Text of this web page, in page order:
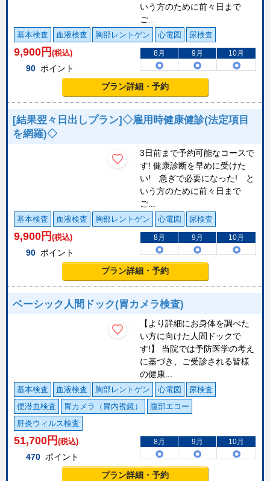
いう方のために前々日まで
ご...
基本検査 血液検査 胸部レントゲン 心電図 尿検査
9,900 円 (税込)
90 ポイント
8月 9月 10月
プラン詳細・予約
[結果翌々日出しプラン]◇雇用時健康健診(法定項目
を網羅)◇
3日前まで予約可能なコースで
す! 健康診断を早めに受けた
い! 急ぎで必要になった! と
いう方のために前々日まで
ご...
基本検査 血液検査 胸部レントゲン 心電図 尿検査
9,900 円 (税込)
90 ポイント
8月 9月 10月
プラン詳細・予約
ベーシック人間ドック(胃カメラ検査)
【より詳細にお身体を調べた
い方に向けた人間ドックで
す!】 当院では予防医学の考え
に基づき、ご受診される皆様
の健康...
基本検査 血液検査 胸部レントゲン 心電図
尿検査
便潜血検査
胃カメラ（胃内視鏡）
腹部エコー
肝炎ウィルス検査
51,700 円 (税込)
470 ポイント
8月 9月 10月
プラン詳細・予約